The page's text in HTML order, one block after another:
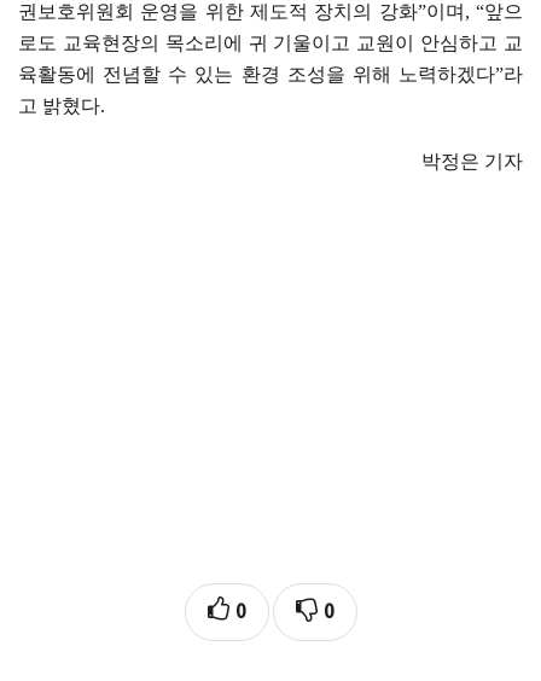
권보호위원회 운영을 위한 제도적 장치의 강화”이며 , “앞으
로도 교육현장의 목소리에 귀 기울이고 교원이 안심하고 교
육활동에 전념할 수 있는 환경 조성을 위해 노력하겠다”라
고 밝혔다.
박정은 기자
0 0